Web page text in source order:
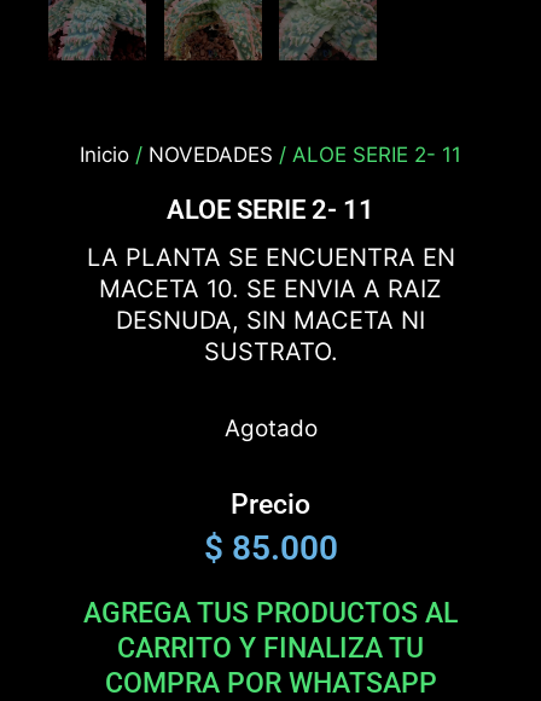
Inicio / NOVEDADES / ALOE SERIE 2- 11
ALOE SERIE 2- 11
LA PLANTA SE ENCUENTRA EN
MACETA 10. SE ENVIA A RAIZ
DESNUDA, SIN MACETA NI
SUSTRATO.
Agotado
Precio
$ 85.000
AGREGA TUS PRODUCTOS AL
CARRITO Y FINALIZA TU
COMPRA POR WHATSAPP